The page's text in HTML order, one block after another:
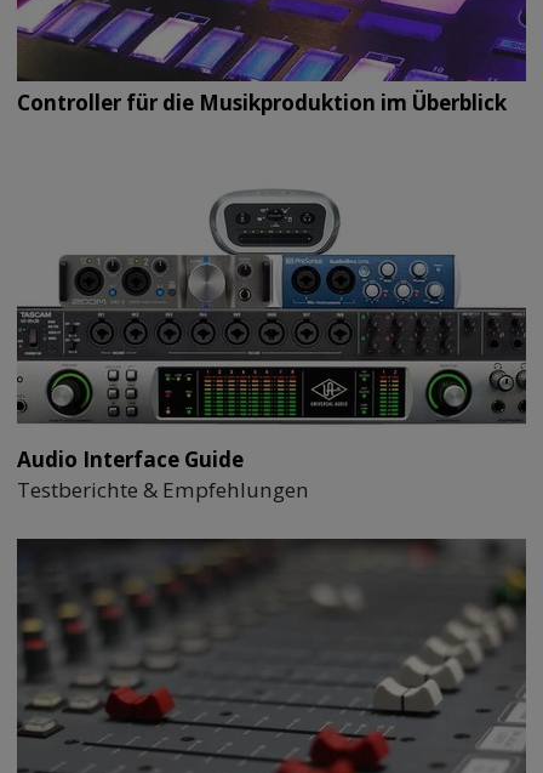
Controller für die Musikproduktion im Überblick
Audio Interface Guide
Testberichte & Empfehlungen